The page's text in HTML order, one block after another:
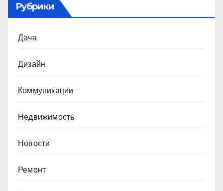
Рубрики
Дача
Дизайн
Коммуникации
Недвижимость
Новости
Ремонт